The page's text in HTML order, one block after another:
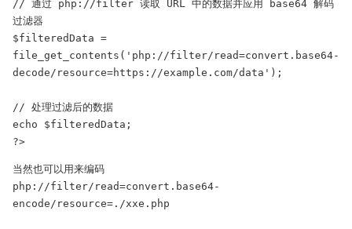
// 通过 php://filter 读取 URL 中的数据并应用 base64 解码
过滤器
$filteredData =
file_get_contents('php://filter/read=convert.base64-
decode/resource=https://example.com/data');
// 处理过滤后的数据
echo $filteredData;
?>
当然也可以用来编码
php://filter/read=convert.base64-
encode/resource=./xxe.php